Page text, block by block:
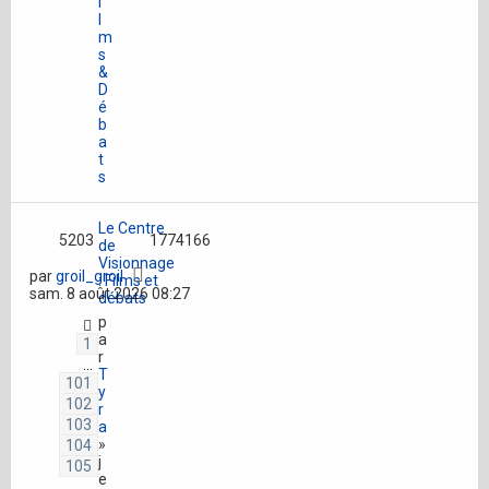
m
s
&
D
é
b
a
t
s
Le Centre
de
Visionnage
: Films et
débats
p
a
r
T
y
r
a
»
j
e
1
…
101
102
103
104
105
5203 1774166
pargroil_groil
sam. 8 août 2026 08:27